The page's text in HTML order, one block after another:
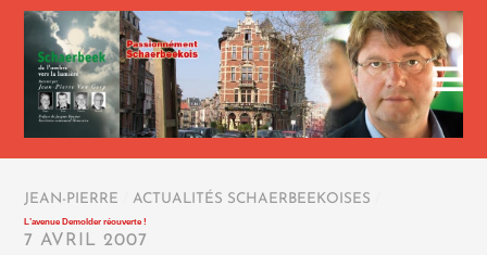
JEAN-PIERRE ACTUALITÉS SCHAERBEEKOISES
L’avenue Demolder réouverte !
7 AVRIL 2007